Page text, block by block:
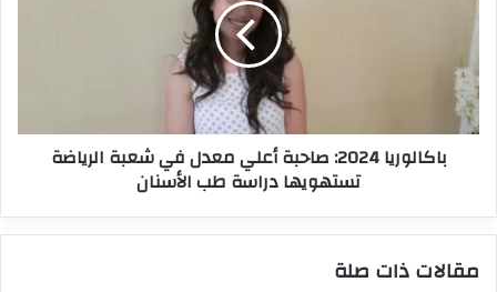
في
شعبة
الرياضة
تستهويها
دراسة
باكالوريا 2024: صاحبة أعلي معدل في شعبة الرياضة
تستهويها دراسة طب الأسنان
مقالات ذات صلة